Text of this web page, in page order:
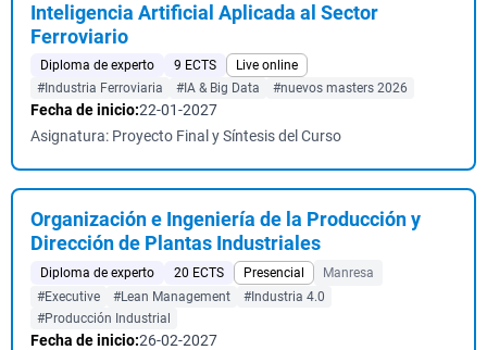
Inteligencia Artificial Aplicada al Sector
Ferroviario
Diploma de experto 9 ECTS
Live online
#Industria Ferroviaria
#IA & Big Data #nuevos masters 2026
Fecha de inicio:22-01-2027
Asignatura: Proyecto Final y Síntesis del Curso
Organización e Ingeniería de la Producción y
Dirección de Plantas Industriales
Diploma de experto 20 ECTS Presencial
Manresa
#Executive
#Lean Management
#Industria 4.0
#Producción Industrial
Fecha de inicio:26-02-2027